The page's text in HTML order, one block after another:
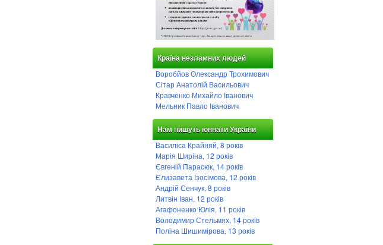
Країна незламних людей
Воробйов Олександр Трохимович
Сітар Анатолій Васильович
Кравченко Михайло Іванович
Мельник Павло Іванович
Нам пишуть юннати України
Василіса Крайняй, 8 років
Марія Ширіна, 12 років
Євгеній Парасюк, 14 років
Єлизавета Ізосімова, 12 років
Андрій Сенчук, 8 років
Литвін Іван, 12 років
Агафоненко Юлія, 11 років
Володимир Стельмях, 14 років
Поліна Шишимірова, 13 років